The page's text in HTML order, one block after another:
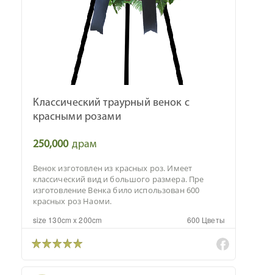
Классический траурный венок с
красными розами
250,000 драм
Венок изготовлен из красных роз. Имеет
классический вид и большого размера. Пре
изготовление Венка било использован 600
красных роз Наоми.
size 130cm x 200cm 600 Цветы